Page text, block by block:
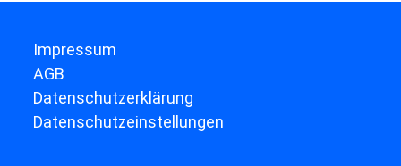
Impressum
AGB
Datenschutzerklärung
Datenschutzeinstellungen